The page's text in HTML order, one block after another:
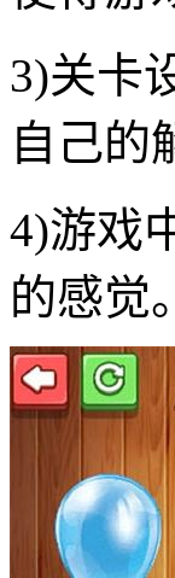
3)关卡
自己的
4)游戏
的感觉。